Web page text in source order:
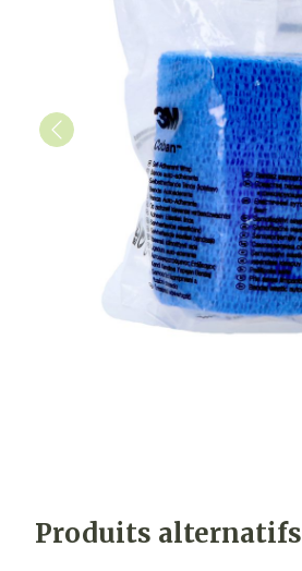
Produits alternatifs